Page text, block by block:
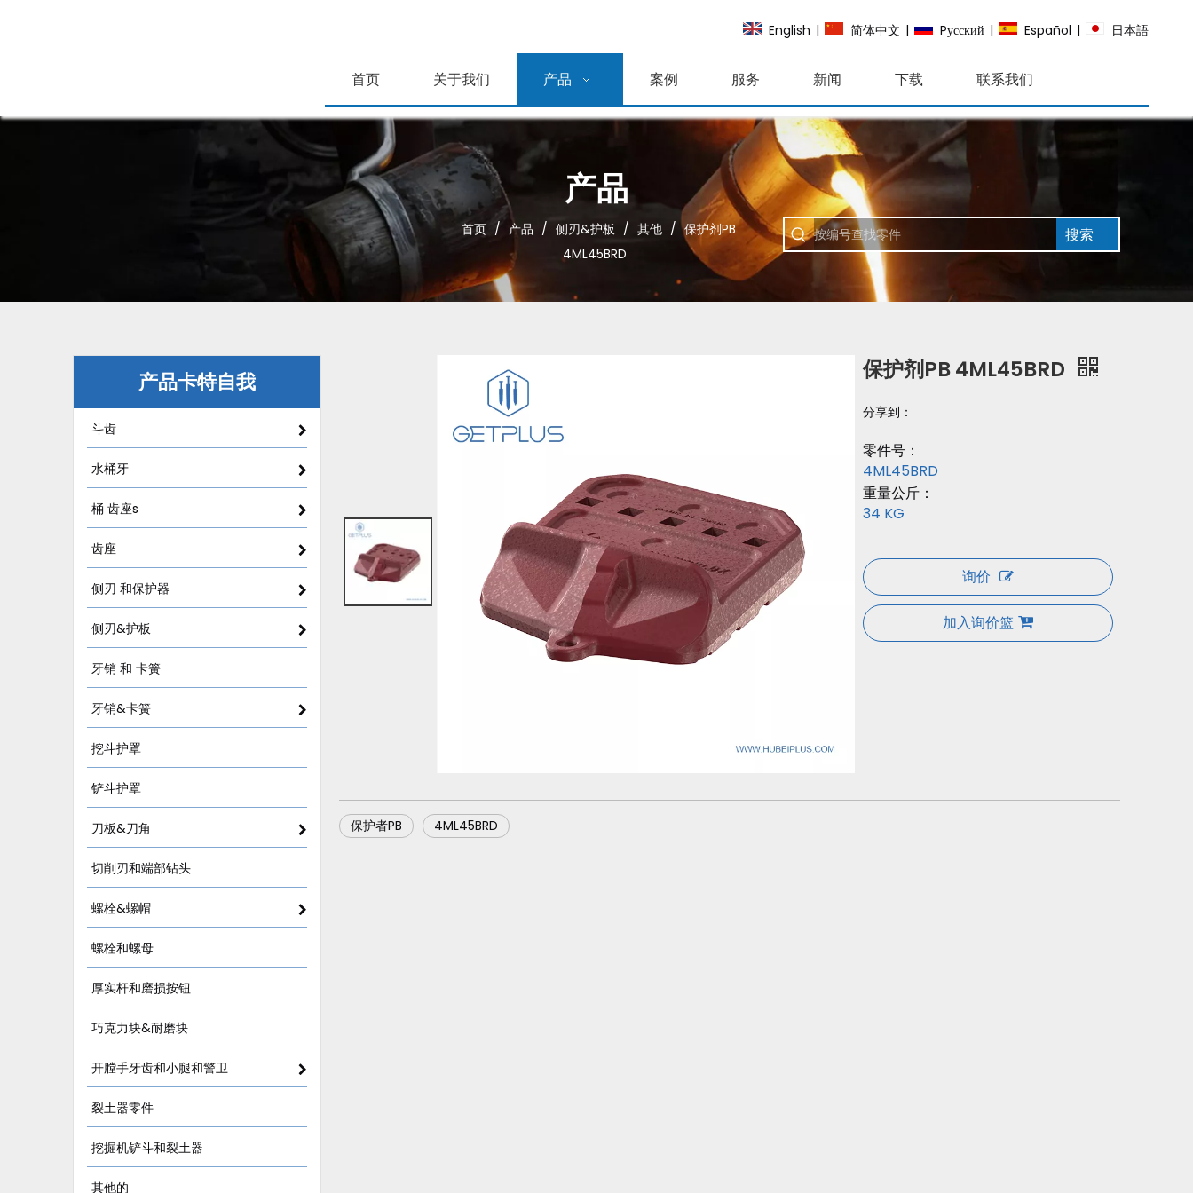
English | 简体中文 | Pусский | Español | 日本語
首页 关于我们 产品 案例 服务 新闻 下载 联系我们
产品
首页 / 产品 / 侧刃&护板 / 其他 / 保护剂PB
4ML45BRD
搜索
产品卡特自我
斗齿
水桶牙
桶 齿座s
齿座
侧刃 和保护器
侧刃&护板
牙销 和 卡簧
牙销&卡簧
挖斗护罩
铲斗护罩
刀板&刀角
切削刃和端部钻头
螺栓&螺帽
螺栓和螺母
厚实杆和磨损按钮
巧克力块&耐磨块
开膛手牙齿和小腿和警卫
裂土器零件
挖掘机铲斗和裂土器
其他的
保护剂PB 4ML45BRD
分享到：
零件号：
4ML45BRD
重量公斤：
34 KG
询价
加入询价篮
保护者PB 4ML45BRD